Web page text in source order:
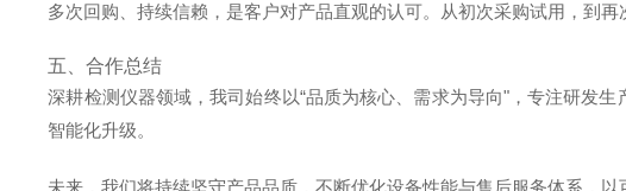
多次回购、持续信赖，是客户对产品直观的认可。从初次采购试用，到
五、合作总结
深耕检测仪器领域，我司始终以“品质为核心、需求为导向"，专注研发
智能化升级。
未来，我们将持续坚守产品品质，不断优化设备性能与售后服务体系，